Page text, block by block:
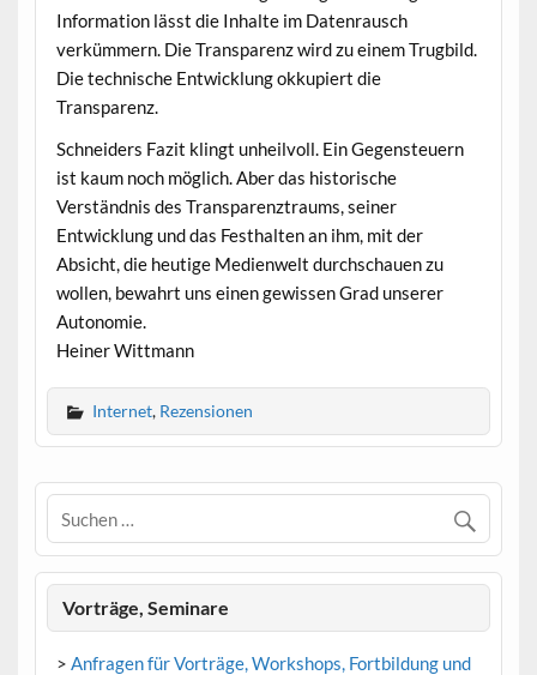
Information lässt die Inhalte im Datenrausch
verkümmern. Die Transparenz wird zu einem Trugbild.
Die technische Entwicklung okkupiert die
Transparenz.
Schneiders Fazit klingt unheilvoll. Ein Gegensteuern
ist kaum noch möglich. Aber das historische
Verständnis des Transparenztraums, seiner
Entwicklung und das Festhalten an ihm, mit der
Absicht, die heutige Medienwelt durchschauen zu
wollen, bewahrt uns einen gewissen Grad unserer
Autonomie.
Heiner Wittmann
Internet, Rezensionen
Vorträge, Seminare
> Anfragen für Vorträge, Workshops, Fortbildung und